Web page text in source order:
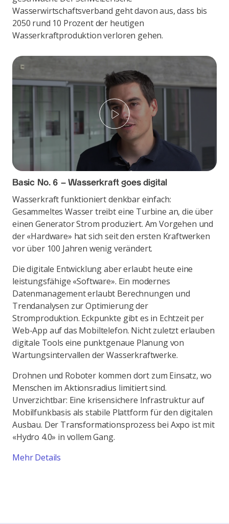
Wasserwirtschaftsverband geht davon aus, dass bis
2050 rund 10 Prozent der heutigen
Wasserkraftproduktion verloren gehen.
Play
Basic No. 6 – Wasserkraft goes digital
Wasserkraft funktioniert denkbar einfach:
Gesammeltes Wasser treibt eine Turbine an, die über
einen Generator Strom produziert. Am Vorgehen und
der «Hardware» hat sich seit den ersten Kraftwerken
vor über 100 Jahren wenig verändert.
Die digitale Entwicklung aber erlaubt heute eine
leistungsfähige «Software». Ein modernes
Datenmanagement erlaubt Berechnungen und
Trendanalysen zur Optimierung der
Stromproduktion. Eckpunkte gibt es in Echtzeit per
Web-App auf das Mobiltelefon. Nicht zuletzt erlauben
digitale Tools eine punktgenaue Planung von
Wartungsintervallen der Wasserkraftwerke.
Drohnen und Roboter kommen dort zum Einsatz, wo
Menschen im Aktionsradius limitiert sind.
Unverzichtbar: Eine krisensichere Infrastruktur auf
Mobilfunkbasis als stabile Plattform für den digitalen
Ausbau. Der Transformationsprozess bei Axpo ist mit
«Hydro 4.0» in vollem Gang.
Mehr Details